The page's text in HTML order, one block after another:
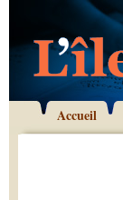
Accueil